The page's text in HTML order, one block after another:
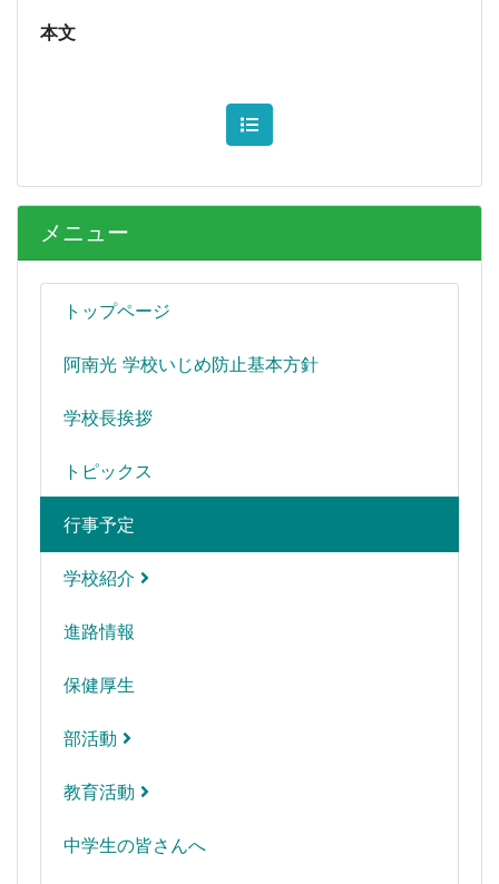
メニュー
トップページ
阿南光 学校いじめ防止基本方針
学校長挨拶
トピックス
行事予定
学校紹介
進路情報
保健厚生
部活動
教育活動
中学生の皆さんへ
本文